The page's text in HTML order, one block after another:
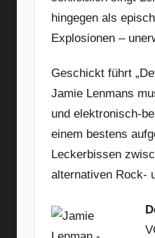
hingegen als
Explosionen –
Geschickt führt
Jamie Lenmans
und elektronisch-
einem bestens
Leckerbissen
alternativen Rock-